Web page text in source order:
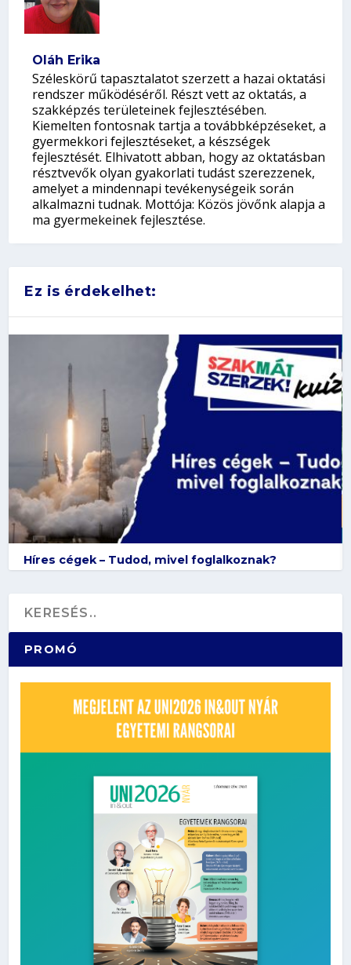
Oláh Erika
Széleskörű tapasztalatot szerzett a hazai oktatási
rendszer működéséről. Részt vett az oktatás, a
szakképzés területeinek fejlesztésében.
Kiemelten fontosnak tartja a továbbképzéseket, a
gyermekkori fejlesztéseket, a készségek
fejlesztését. Elhivatott abban, hogy az oktatásban
résztvevők olyan gyakorlati tudást szerezzenek,
amelyet a mindennapi tevékenységeik során
alkalmazni tudnak. Mottója: Közös jövőnk alapja a
ma gyermekeinek fejlesztése.
Ez is érdekelhet:
Híres cégek – Tudod, mivel foglalkoznak?
PROMÓ